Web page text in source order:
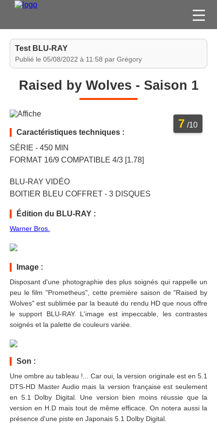
FILMS
JEUX VIDÉO
Test BLU-RAY
Publié le 05/08/2022 à 11:58 par Grégory
Raised by Wolves - Saison 1
7 /10
Caractéristiques techniques :
SÉRIE - 450 MIN
FORMAT 16/9 COMPATIBLE 4/3 [1.78]
BLU-RAY VIDÉO
BOITIER BLEU COFFRET - 3 DISQUES
Édition du BLU-RAY :
Warner Bros.
Image :
Disposant d'une photographie des plus soignés qui rappelle un
peu le film "Prometheus", cette première saison de "Raised by
Wolves" est sublimée par la beauté du rendu HD que nous offre
le support BLU-RAY. L'image est impeccable, les contrastes
soignés et la palette de couleurs variée.
Son :
Une ombre au tableau !... Car oui, la version originale est en 5.1
DTS-HD Master Audio mais la version française est seulement
en 5.1 Dolby Digital. Une version bien moins réussie que la
version en H.D mais tout de même efficace. On notera aussi la
présence d'une piste en Japonais 5.1 Dolby Digital.